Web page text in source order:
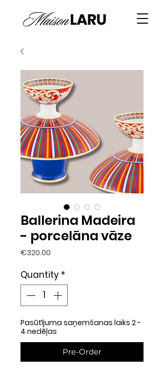
Ballerina Madeira
- porcelāna vāze
€320.00
Quantity *
Pasūtījuma saņemšanas laiks 2 -
4 nedēļas
Pre-Order